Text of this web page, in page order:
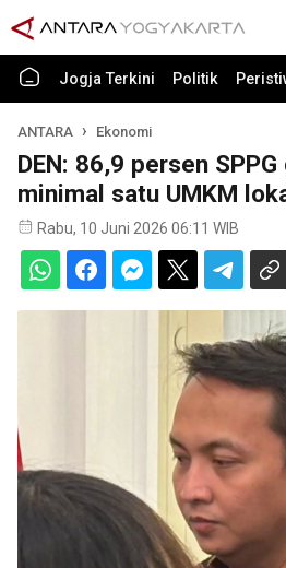
Jogja Terkini Politik
ANTARA Ekonomi
DEN: 86,9 persen
minimal satu UMKM
Rabu, 10 Juni 2026 06:11 WIB